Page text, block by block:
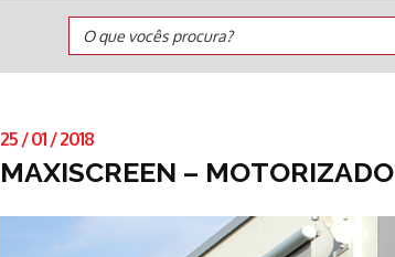
O que vocês procura?
25 /01 /2018
MAXISCREEN – MOTORIZADO